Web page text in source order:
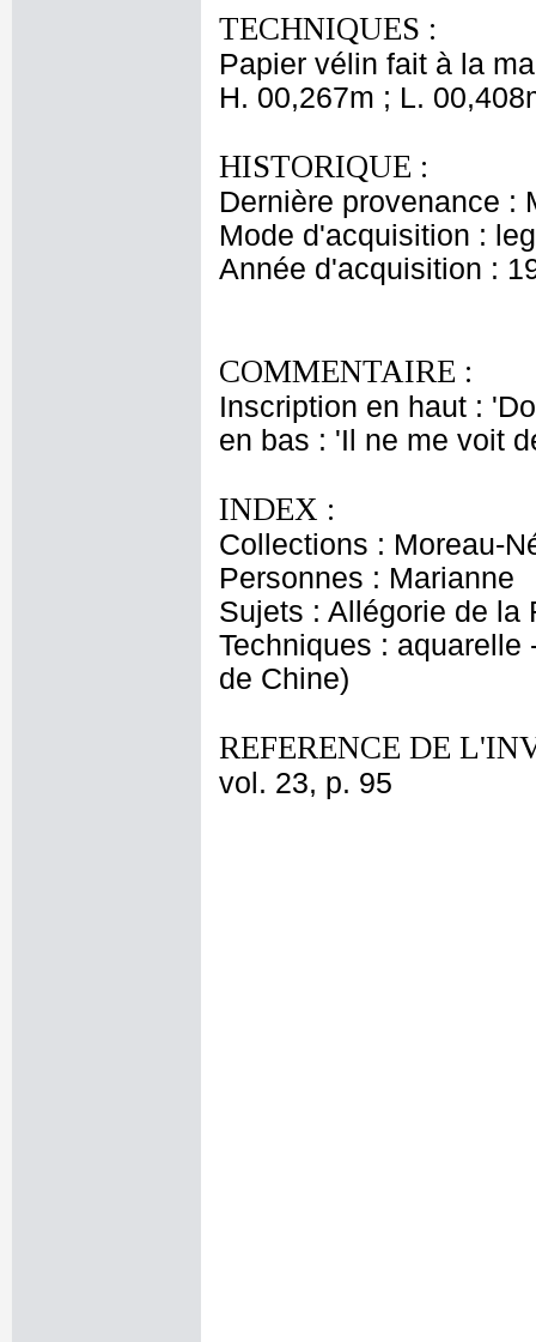
TECHNIQUES :
Papier vélin fait à la
H. 00,267m ; L.
HISTORIQUE :
Dernière provenance :
Mode d'acquisition :
Année d'acquisition :
COMMENTAIRE :
Inscription en haut :
en bas : 'Il ne me voit
INDEX :
Collections : Moreau-
Personnes : Marianne
Sujets : Allégorie de la
Techniques :
de Chine)
REFERENCE DE
vol. 23, p. 95